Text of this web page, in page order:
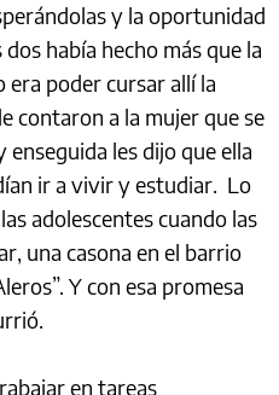
y la oportunidad
había hecho más que la
era poder cursar allí la
contaron a la mujer que se
les dijo que ella
ir a vivir y estudiar. Lo
adolescentes cuando las
una casona en el barrio
Y con esa promesa
en tareas